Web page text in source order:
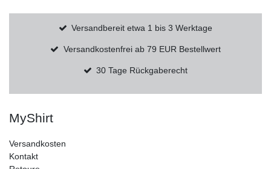
Versandbereit etwa 1 bis 3 Werktage
Versandkostenfrei ab 79 EUR Bestellwert
30 Tage Rückgaberecht
MyShirt
Versandkosten
Kontakt